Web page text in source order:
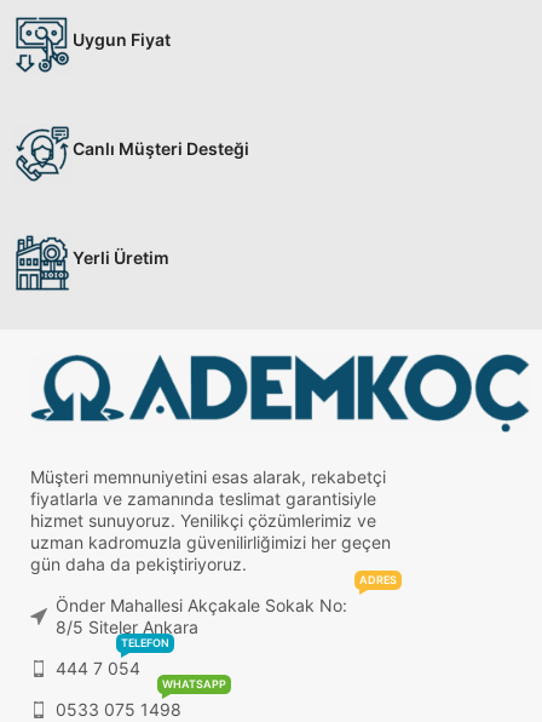
Uygun Fiyat
Canlı Müşteri Desteği
Yerli Üretim
Müşteri memnuniyetini esas alarak, rekabetçi
fiyatlarla ve zamanında teslimat garantisiyle
hizmet sunuyoruz. Yenilikçi çözümlerimiz ve
uzman kadromuzla güvenilirliğimizi her geçen
gün daha da pekiştiriyoruz.
Önder Mahallesi Akçakale Sokak No:
8/5 Siteler Ankara
ADRES
444 7 054
TELEFON
0533 075 1498
WHATSAPP